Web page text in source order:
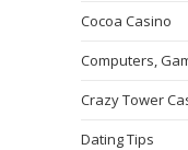
Cocoa Casino
Computers,
Crazy Tower
Dating Tips